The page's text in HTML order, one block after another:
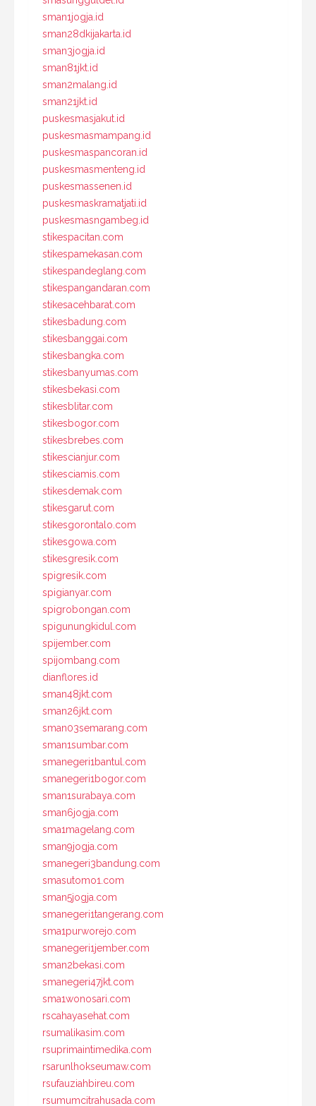
sman1jogja.id
sman28dkijakarta.id
sman3jogja.id
sman81jkt.id
sman2malang.id
sman21jkt.id
puskesmasjakut.id
puskesmasmampang.id
puskesmaspancoran.id
puskesmasmenteng.id
puskesmassenen.id
puskesmaskramatjati.id
puskesmasngambeg.id
stikespacitan.com
stikespamekasan.com
stikespandeglang.com
stikespangandaran.com
stikesacehbarat.com
stikesbadung.com
stikesbanggai.com
stikesbangka.com
stikesbanyumas.com
stikesbekasi.com
stikesblitar.com
stikesbogor.com
stikesbrebes.com
stikescianjur.com
stikesciamis.com
stikesdemak.com
stikesgarut.com
stikesgorontalo.com
stikesgowa.com
stikesgresik.com
spigresik.com
spigianyar.com
spigrobongan.com
spigunungkidul.com
spijember.com
spijombang.com
dianflores.id
sman48jkt.com
sman26jkt.com
sman03semarang.com
sman1sumbar.com
smanegeri1bantul.com
smanegeri1bogor.com
sman1surabaya.com
sman6jogja.com
sma1magelang.com
sman9jogja.com
smanegeri3bandung.com
smasutomo1.com
sman5jogja.com
smanegeri1tangerang.com
sma1purworejo.com
smanegeri1jember.com
sman2bekasi.com
smanegeri47jkt.com
sma1wonosari.com
rscahayasehat.com
rsumalikasim.com
rsuprimaintimedika.com
rsarunlhokseumaw.com
rsufauziahbireu.com
rsumumcitrahusada.com